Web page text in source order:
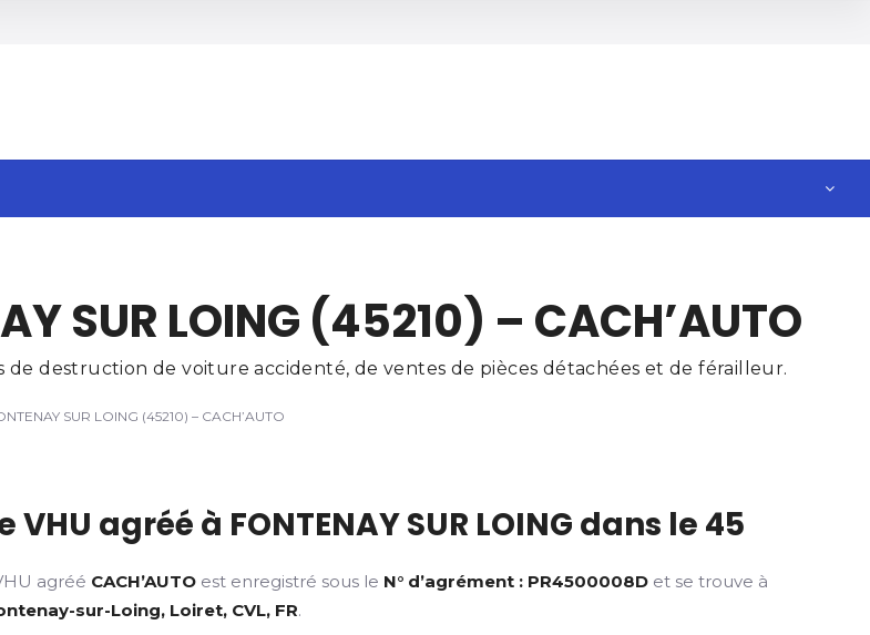
SUR LOING (45210) – CACH’AUTO
de destruction de voiture accidenté, de ventes de pièces détachées et de férailleur.
SUR LOING (45210) – CACH’AUTO
VHU agréé à FONTENAY SUR LOING dans le 45
agréé CACH’AUTO est enregistré sous le N° d’agrément : PR4500008D et se trouve à
sur-Loing, Loiret, CVL, FR.